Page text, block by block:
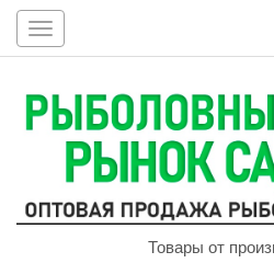
Toggle
navigation
Товары от